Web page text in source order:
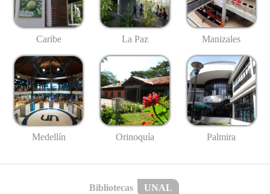
Caribe La Paz Manizales
Medellín Orinoquía Palmira
Bibliotecas UNAL